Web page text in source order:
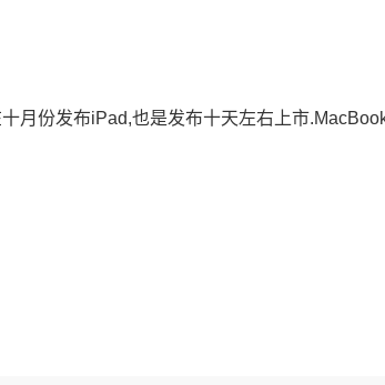
月份发布iPad,也是发布十天左右上市